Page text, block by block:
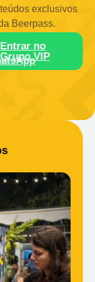
exclusivos
Beerpass.
Entrar no
Grupo VIP